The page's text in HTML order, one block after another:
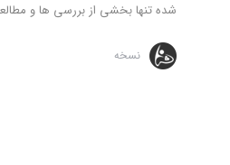
شده تنها بخشی از بررسی ها و
نسخه